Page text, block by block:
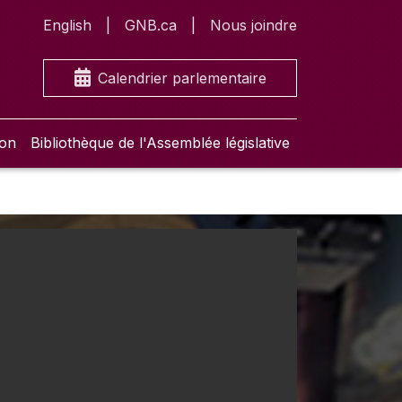
English GNB.ca Nous joindre
Calendrier parlementaire
Bibliothèque de l'Assemblée législative